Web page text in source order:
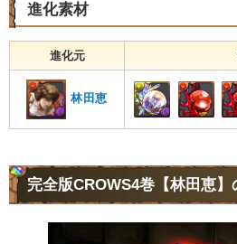
進化素材
進化元
林田恵
完全版CROWS4巻【林田恵